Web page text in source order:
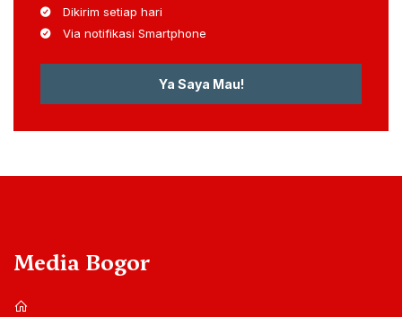
Dikirim setiap hari
Via notifikasi Smartphone
Ya Saya Mau!
Media Bogor